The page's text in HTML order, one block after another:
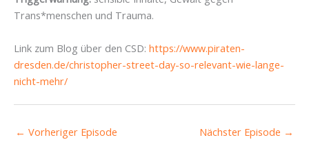
Trans*menschen und Trauma.
Link zum Blog über den CSD: https://www.piraten-
dresden.de/christopher-street-day-so-relevant-wie-lange-
nicht-mehr/
← Vorheriger Episode Nächster Episode →